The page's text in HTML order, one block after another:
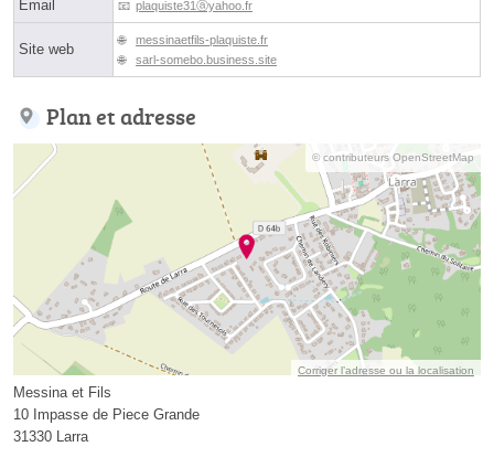
Email plaquiste31ⓐyahoo.fr
Site web
messinaetfils-plaquiste.fr
sarl-somebo.business.site
Plan et adresse
© contributeurs OpenStreetMap
Corriger l’adresse ou la localisation
Messina et Fils
10 Impasse de Piece Grande
31330 Larra